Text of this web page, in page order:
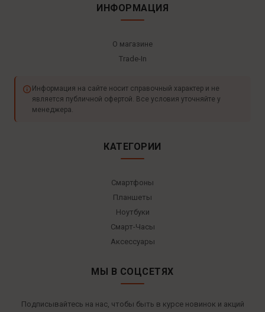
ИНФОРМАЦИЯ
О магазине
Trade-In
Информация на сайте носит справочный характер и не
является публичной офертой. Все условия уточняйте у
менеджера.
КАТЕГОРИИ
Смартфоны
Планшеты
Ноутбуки
Смарт-Часы
Аксессуары
МЫ В СОЦСЕТЯХ
Подписывайтесь на нас, чтобы быть в курсе новинок и акций